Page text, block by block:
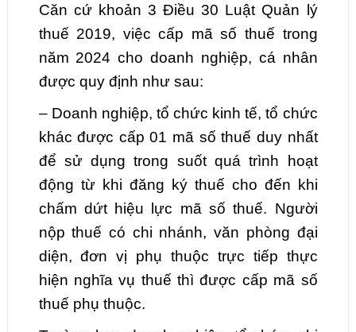
Căn cứ khoản 3 Điều 30 Luật Quản lý
thuế 2019, việc cấp mã số thuế trong
năm 2024 cho doanh nghiệp, cá nhân
được quy định như sau:
– Doanh nghiệp, tổ chức kinh tế, tổ chức
khác được cấp 01 mã số thuế duy nhất
để sử dụng trong suốt quá trình hoạt
động từ khi đăng ký thuế cho đến khi
chấm dứt hiệu lực mã số thuế. Người
nộp thuế có chi nhánh, văn phòng đại
diện, đơn vị phụ thuộc trực tiếp thực
hiện nghĩa vụ thuế thì được cấp mã số
thuế phụ thuộc.